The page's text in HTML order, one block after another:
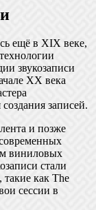
ещё в XIX веке,
звукозаписи
XX века
записей.
и позже
виниловых
стали
как The
сессии в